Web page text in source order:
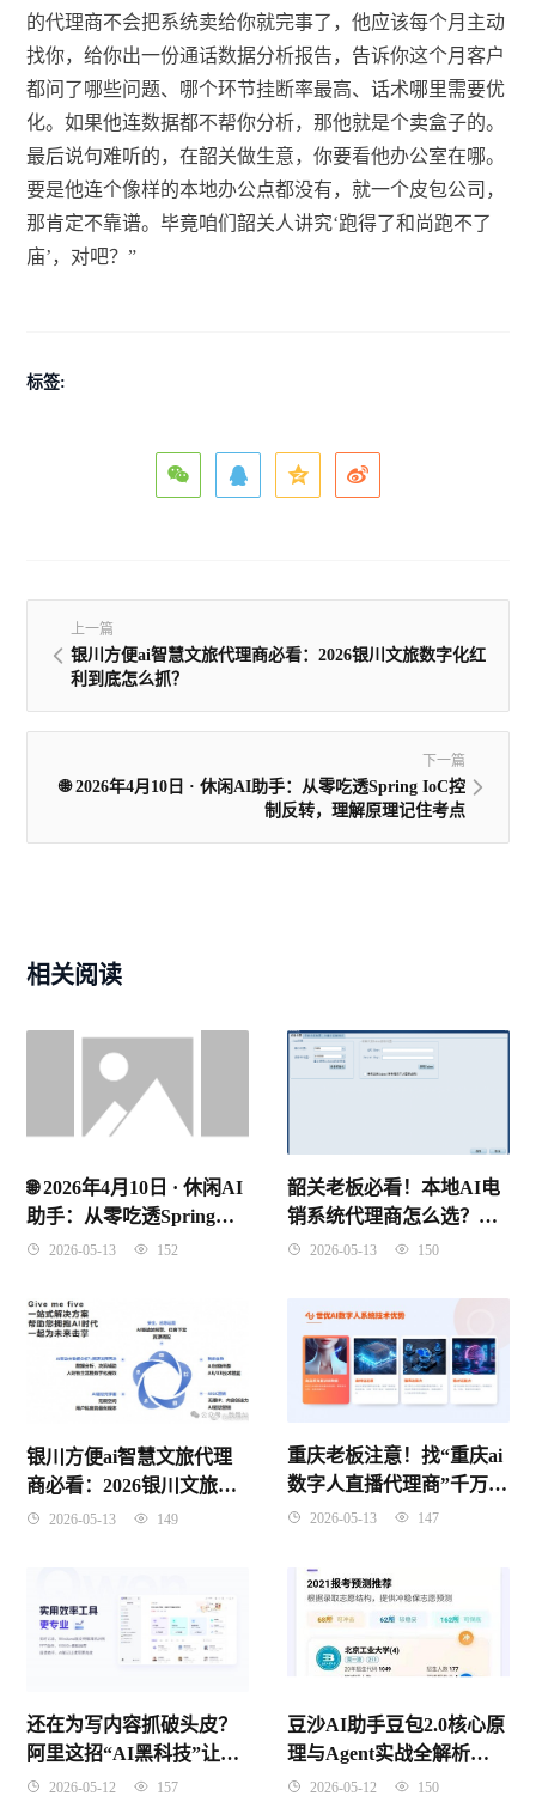
的代理商不会把系统卖给你就完事了，他应该每个月主动
找你，给你出一份通话数据分析报告，告诉你这个月客户
都问了哪些问题、哪个环节挂断率最高、话术哪里需要优
化。如果他连数据都不帮你分析，那他就是个卖盒子的。
最后说句难听的，在韶关做生意，你要看他办公室在哪。
要是他连个像样的本地办公点都没有，就一个皮包公司，
那肯定不靠谱。毕竟咱们韶关人讲究‘跑得了和尚跑不了
庙’，对吧？”
标签:
上一篇
银川方便ai智慧文旅代理商必看：2026银川文旅数字化红
利到底怎么抓？
下一篇
🌐 2026年4月10日 · 休闲AI助手：从零吃透Spring IoC控
制反转，理解原理记住考点
相关阅读
🌐 2026年4月10日 · 休闲AI
助手：从零吃透Spring
IoC控制反转，理解原理
2026-05-13 152
韶关老板必看！本地AI电
销系统代理商怎么选？别
再被“假智能”割韭菜了！
2026-05-13 150
银川方便ai智慧文旅代理
商必看：2026银川文旅数
字化红利到底怎么抓？
2026-05-13 149
重庆老板注意！找“重庆ai
数字人直播代理商”千万别
只看价格，这3个坑踩了要
2026-05-13 147
还在为写内容抓破头皮？
阿里这招“AI黑科技”让无
数打工人惊掉了下巴
2026-05-12 157
豆沙AI助手豆包2.0核心原
理与Agent实战全解析
（2026年4月版）
2026-05-12 150